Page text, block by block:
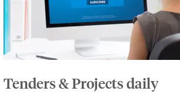
Tenders & Projects daily